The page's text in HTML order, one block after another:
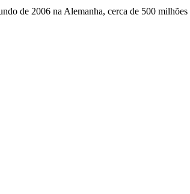
de 2006 na Alemanha, cerca de 500